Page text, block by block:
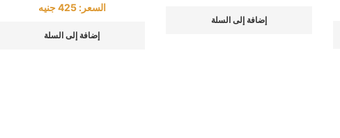
إضافة إلى السلة
السعر:425 جنيه
إضافة إلى السلة